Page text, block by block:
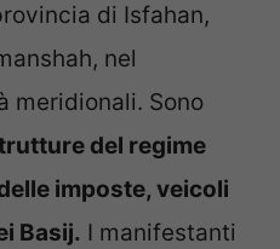
di Isfahan,
nel
meridionali. Sono
del regime
imposte, veicoli
Basij. I manifestanti